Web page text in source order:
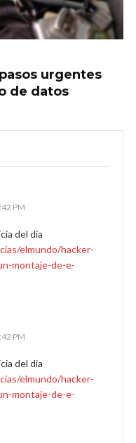
urgentes
de datos
PM
del dia
elmundo/hacker-
montaje-de-e-
PM
del dia
elmundo/hacker-
montaje-de-e-